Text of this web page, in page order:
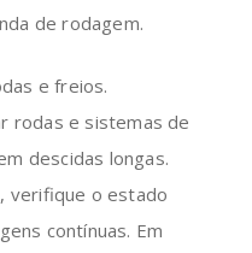
de rodagem.
e freios.
rodas e sistemas de
descidas longas.
verifique o estado
contínuas. Em